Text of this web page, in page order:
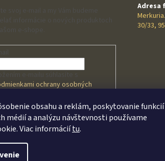
obsahu a reklám, poskytovanie funkcií
médií a analýzu návštevnosti používame
Viac informáciítu.
s
ochrany osobných
PRIHLÁSIŤ SA
Adresa
30/33,
Upraviť nastavenie cookies